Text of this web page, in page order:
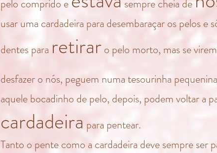
pelo comprido e
sempre cheia de
usar uma cardadeira para desembaraçar os pelos e
dentes para retiraro pelo morto, mas se
desfazer o nós, peguem numa tesourinha
aquele bocadinho de pelo, depois, podem voltar a
cardadeira para pentear.
Tanto o pente como a cardadeira deve sempre ser